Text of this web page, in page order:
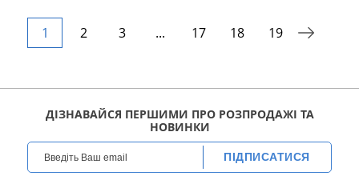
1 2 3 ... 17 18 19
ДІЗНАВАЙСЯ ПЕРШИМИ ПРО РОЗПРОДАЖІ ТА
НОВИНКИ
ПІДПИСАТИСЯ